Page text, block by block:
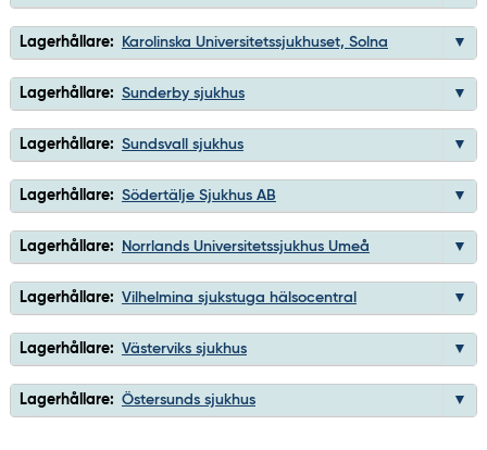
Lagerhållare: Karolinska Universitetssjukhuset, Solna
Lagerhållare: Sunderby sjukhus
Lagerhållare: Sundsvall sjukhus
Lagerhållare: Södertälje Sjukhus AB
Lagerhållare: Norrlands Universitetssjukhus Umeå
Lagerhållare: Vilhelmina sjukstuga hälsocentral
Lagerhållare: Västerviks sjukhus
Lagerhållare: Östersunds sjukhus